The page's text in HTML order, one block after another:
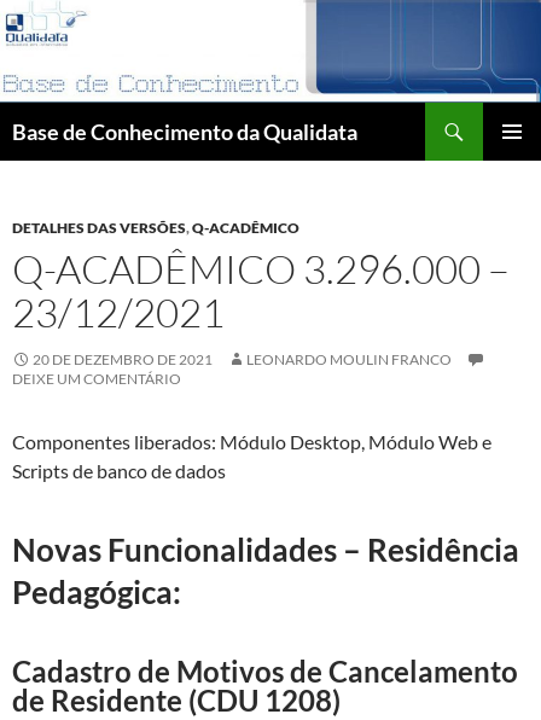
Pular
para
o
conteúdo
Base de Conhecimento da Qualidata
DETALHES DAS VERSÕES,Q-ACADÊMICO
Q-ACADÊMICO 3.296.000 –
23/12/2021
20 DE DEZEMBRO DE 2021
LEONARDO MOULIN FRANCO
DEIXE UM COMENTÁRIO
Componentes liberados: Módulo Desktop, Módulo Web e
Scripts de banco de dados
Novas Funcionalidades – Residência
Pedagógica:
Cadastro de Motivos de Cancelamento
de Residente (CDU 1208)